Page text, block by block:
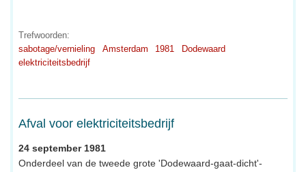
Trefwoorden:
sabotage/vernieling
Amsterdam 1981
Dodewaard
elektriciteitsbedrijf
Afval voor elektriciteitsbedrijf
24 september 1981
Onderdeel van de tweede grote 'Dodewaard-gaat-dicht'-